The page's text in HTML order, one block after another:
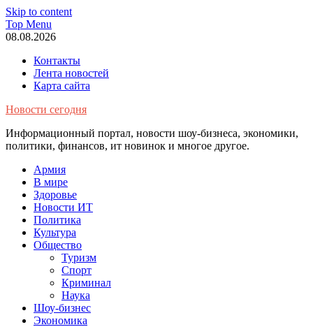
Skip to content
Top Menu
08.08.2026
Контакты
Лента новостей
Карта сайта
Новости сегодня
Информационный портал, новости шоу-бизнеса, экономики,
политики, финансов, ит новинок и многое другое.
Армия
В мире
Здоровье
Новости ИТ
Политика
Культура
Общество
Туризм
Спорт
Криминал
Наука
Шоу-бизнес
Экономика